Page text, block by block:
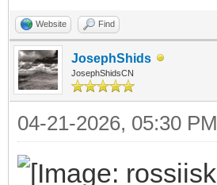
Website Find
JosephShids
JosephShidsCN
04-21-2026, 05:30 PM